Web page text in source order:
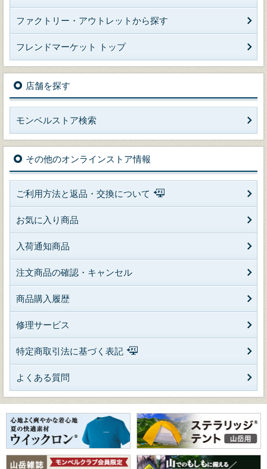
ファクトリー・アウトレットから探す
フレンドマーケット トップ
店舗を探す
モンベルストア検索
その他のオンラインストア情報
ご利用方法と返品・交換について
お気に入り商品
入荷通知商品
注文商品の確認・キャンセル
商品購入履歴
修理サービス
特定商取引法に基づく表記
よくある質問